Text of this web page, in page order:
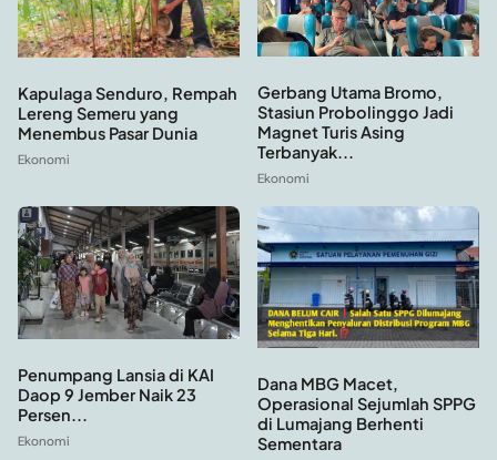
Kapulaga Senduro, Rempah
Lereng Semeru yang
Menembus Pasar Dunia
Ekonomi
Gerbang Utama Bromo,
Stasiun Probolinggo Jadi
Magnet Turis Asing
Terbanyak...
Ekonomi
Penumpang Lansia di KAI
Daop 9 Jember Naik 23
Persen...
Ekonomi
Dana MBG Macet,
Operasional Sejumlah SPPG
di Lumajang Berhenti
Sementara